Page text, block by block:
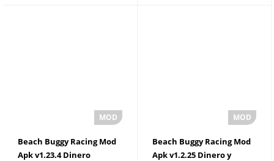
Beach Buggy Racing Mod
Apk v1.23.4 Dinero
Beach Buggy Racing Mod
Apk v1.2.25 Dinero y